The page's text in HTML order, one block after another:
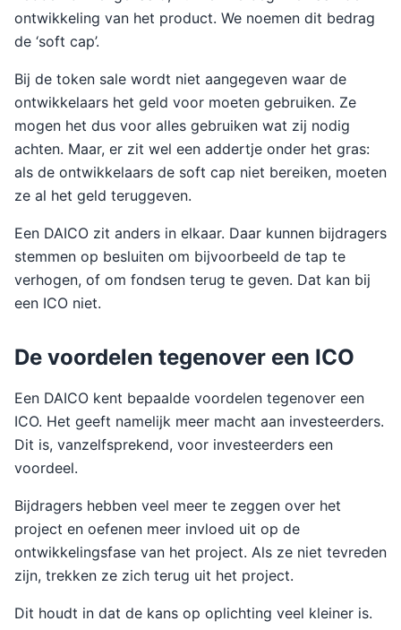
ontwikkeling van het product. We noemen dit bedrag
de ‘soft cap’.
Bij de token sale wordt niet aangegeven waar de
ontwikkelaars het geld voor moeten gebruiken. Ze
mogen het dus voor alles gebruiken wat zij nodig
achten. Maar, er zit wel een addertje onder het gras:
als de ontwikkelaars de soft cap niet bereiken, moeten
ze al het geld teruggeven.
Een DAICO zit anders in elkaar. Daar kunnen bijdragers
stemmen op besluiten om bijvoorbeeld de tap te
verhogen, of om fondsen terug te geven. Dat kan bij
een ICO niet.
De voordelen tegenover een ICO
Een DAICO kent bepaalde voordelen tegenover een
ICO. Het geeft namelijk meer macht aan investeerders.
Dit is, vanzelfsprekend, voor investeerders een
voordeel.
Bijdragers hebben veel meer te zeggen over het
project en oefenen meer invloed uit op de
ontwikkelingsfase van het project. Als ze niet tevreden
zijn, trekken ze zich terug uit het project.
Dit houdt in dat de kans op oplichting veel kleiner is.